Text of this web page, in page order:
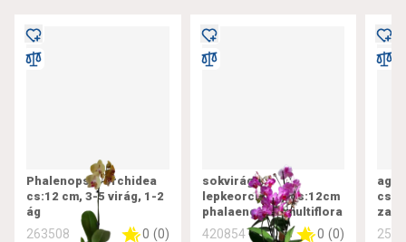
Phalenopsis orchidea
cs:12 cm, 3-5 virág, 1-2
ág
263508 0 (0)
sokvirágú
lepkeorchidea cs:12cm
phalaenopsis multiflora
420854 0 (0)